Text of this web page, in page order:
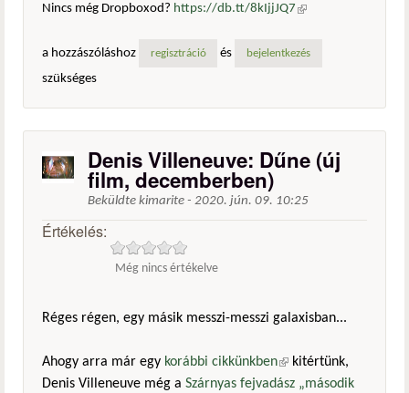
Nincs még Dropboxod? https://db.tt/8kIjjJQ7 (külső
a hozzászóláshoz
regisztráció és bejelentkezés
szükséges
Denis Villeneuve: Dűne (új
film, decemberben)
Beküldte kimarite - 2020. jún. 09. 10:25
Értékelés:
Még nincs értékelve
Réges régen, egy másik messzi-messzi galaxisban...
Ahogy arra már egy korábbi cikkünkben(külső hivatkozás)
kitértünk,
Denis Villeneuve még a Szárnyas fejvadász „második